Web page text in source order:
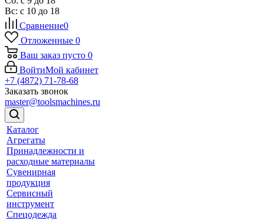
Вс: с 10 до 18
Сравнение0
Отложенные 0
Ваш заказ пусто 0
ВойтиМой кабинет
+7 (4872) 71-78-68
Заказать звонок
master@toolsmachines.ru
Каталог
Агрегаты
Принадлежности и
расходные материалы
Сувенирная
продукция
Сервисный
инструмент
Спецодежда